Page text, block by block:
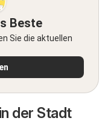
Beste
Sie die aktuellen
der Stadt